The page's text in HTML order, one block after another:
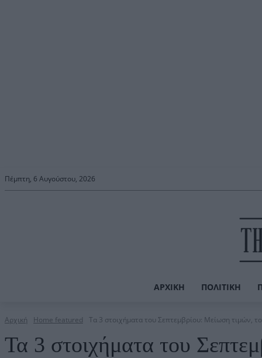
Πέμπτη, 6 Αυγούστου, 2026
ΑΡΧΙΚΉ ΠΟΛΙΤΙΚΉ
Αρχική Home featured Τα 3 στοιχήματα του Σεπτεμβρίου: Μείωση τιμών,
Τα 3 στοιχήματα του